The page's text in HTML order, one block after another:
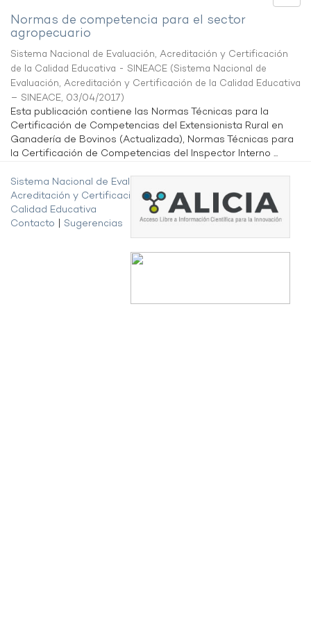
Normas de competencia para el sector
agropecuario
Sistema Nacional de Evaluación, Acreditación y Certificación
de la Calidad Educativa - SINEACE (Sistema Nacional de
Evaluación, Acreditación y Certificación de la Calidad Educativa
– SINEACE, 03/04/2017)
Esta publicación contiene las Normas Técnicas para la
Certificación de Competencias del Extensionista Rural en
Ganadería de Bovinos (Actualizada), Normas Técnicas para
la Certificación de Competencias del Inspector Interno ...
Sistema Nacional de Evaluación,
Acreditación y Certificación de la
Calidad Educativa
Contacto
Sugerencias